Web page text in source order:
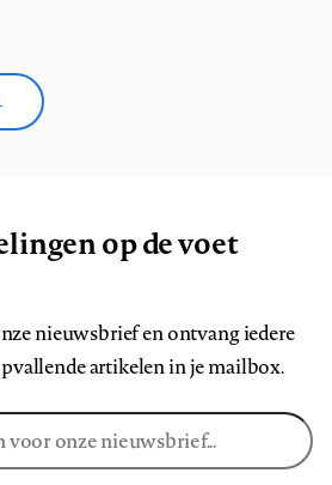
op de voet
nieuwsbrief en ontvang iedere
artikelen in je mailbox.